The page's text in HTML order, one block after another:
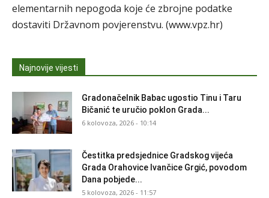
elementarnih nepogoda koje će zbrojne podatke
dostaviti Državnom povjerenstvu. (www.vpz.hr)
Najnovije vijesti
Gradonačelnik Babac ugostio Tinu i Taru
Bičanić te uručio poklon Grada...
6 kolovoza, 2026 - 10:14
Čestitka predsjednice Gradskog vijeća
Grada Orahovice Ivančice Grgić, povodom
Dana pobjede...
5 kolovoza, 2026 - 11:57